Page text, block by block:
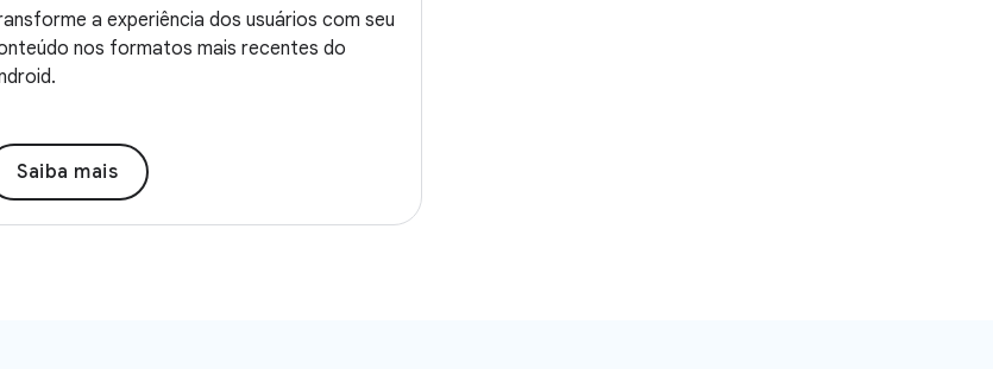
a experiência dos usuários com seu
nos formatos mais recentes do
Saiba mais